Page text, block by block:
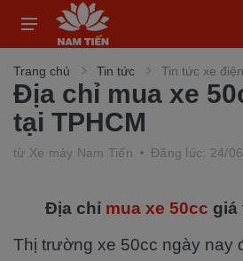
Trang chủ Tin tức Tin tức xe điện
Địa chỉ mua xe
tại TPHCM
từ Xe máy Nam Tiến Đăng lúc: 24/
Địa chỉ mua xe 50cc giá
Thị trường xe 50cc ngày nay